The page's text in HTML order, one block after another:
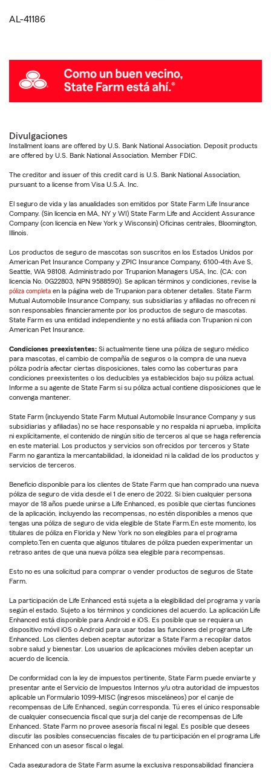
AL-41186
Divulgaciones
Installment loans are offered by U.S. Bank National Association. Deposit products
are offered by U.S. Bank National Association. Member FDIC.
The creditor and issuer of this credit card is U.S. Bank National Association,
pursuant to a license from Visa U.S.A. Inc.
El seguro de vida y las anualidades son emitidos por State Farm Life Insurance
Company. (Sin licencia en MA, NY y WI) State Farm Life and Accident Assurance
Company (con licencia en New York y Wisconsin) Oficinas centrales, Bloomington,
Illinois.
Los productos de seguro de mascotas son suscritos en los Estados Unidos por
American Pet Insurance Company y ZPIC Insurance Company, 6100-4th Ave S,
Seattle, WA 98108. Administrado por Trupanion Managers USA, Inc. (CA: con
licencia No. 0G22803, NPN 9588590). Se aplican términos y condiciones, revise la
póliza completa en la página web de Trupanion para obtener detalles. State Farm
Mutual Automobile Insurance Company, sus subsidiarias y afiliadas no ofrecen ni
son responsables financieramente por los productos de seguro de mascotas.
State Farm es una entidad independiente y no está afiliada con Trupanion ni con
American Pet Insurance.
Condiciones preexistentes: Si actualmente tiene una póliza de seguro médico
para mascotas, el cambio de compañía de seguros o la compra de una nueva
póliza podría afectar ciertas disposiciones, tales como las coberturas para
condiciones preexistentes o los deducibles ya establecidos bajo su póliza actual.
Informe a su agente de State Farm si su póliza actual contiene disposiciones que le
convenga mantener.
State Farm (incluyendo State Farm Mutual Automobile Insurance Company y sus
subsidiarias y afiliadas) no se hace responsable y no respalda ni aprueba, implícita
ni explícitamente, el contenido de ningún sitio de terceros al que se haga referencia
en este material. Los productos y servicios son ofrecidos por terceros y State
Farm no garantiza la mercantabilidad, la idoneidad ni la calidad de los productos y
servicios de terceros.
Beneficio disponible para los clientes de State Farm que han comprado una nueva
póliza de seguro de vida desde el 1 de enero de 2022. Si bien cualquier persona
mayor de 18 años puede unirse a Life Enhanced, es posible que ciertas funciones
de la aplicación, incluyendo las recompensas, no estén disponibles a menos que
tengas una póliza de seguro de vida elegible de State Farm.En este momento, los
titulares de póliza en Florida y New York no son elegibles para el programa
completo.Ten en cuenta que algunos titulares de póliza pueden experimentar un
retraso antes de que una nueva póliza sea elegible para recompensas.
Esto no es una solicitud para comprar o vender productos de seguros de State
Farm.
La participación de Life Enhanced está sujeta a la elegibilidad del programa y varía
según el estado. Sujeto a los términos y condiciones del acuerdo. La aplicación Life
Enhanced está disponible para Android e iOS. Es posible que se requiera un
dispositivo móvil iOS o Android para usar todas las funciones del programa Life
Enhanced. Los clientes deben aceptar autorizar a State Farm a recopilar datos
sobre salud y bienestar. Los usuarios de aplicaciones móviles deben aceptar un
acuerdo de licencia.
De conformidad con la ley de impuestos pertinente, State Farm puede enviarte y
presentar ante el Servicio de Impuestos Internos y/u otra autoridad de impuestos
aplicable un Formulario 1099-MISC (ingresos misceláneos) por el canje de
recompensas de Life Enhanced, según corresponda. Tú eres el único responsable
de cualquier consecuencia fiscal que surja del canje de recompensas de Life
Enhanced. State Farm no provee asesoría fiscal ni legal. Es posible que desees
discutir las posibles consecuencias fiscales de tu participación en el programa Life
Enhanced con un asesor fiscal o legal.
Cada aseguradora de State Farm asume la exclusiva responsabilidad financiera